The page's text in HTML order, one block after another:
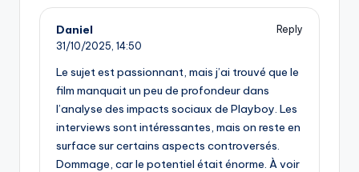
Daniel
Reply
31/10/2025, 14:50
Le sujet est passionnant, mais j’ai trouvé que le
film manquait un peu de profondeur dans
l’analyse des impacts sociaux de Playboy. Les
interviews sont intéressantes, mais on reste en
surface sur certains aspects controversés.
Dommage, car le potentiel était énorme. À voir